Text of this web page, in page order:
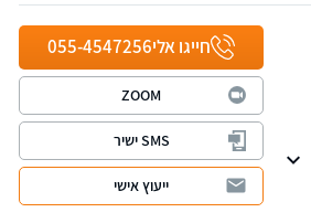
חייגו אלי055-4547256
ZOOM
SMS ישיר
ייעוץ אישי